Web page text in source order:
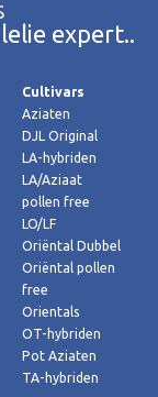
expert..
Cultivars
Aziaten
DJL Original
LA-hybriden
LA/Aziaat
pollen free
LO/LF
Oriëntal Dubbel
Oriëntal pollen
free
Orientals
OT-hybriden
Pot Aziaten
TA-hybriden